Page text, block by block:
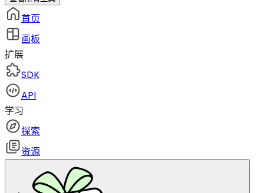
首页
画板
扩展
SDK
API
学习
探索
资源